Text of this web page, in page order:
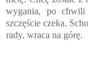
wygania, po
szczęście czeka.
rady, wraca na górę.